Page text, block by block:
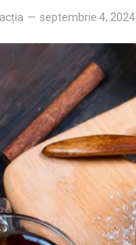
— septembrie 4, 2024